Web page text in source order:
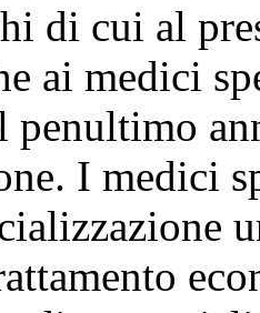
di cui al
ai medici
penultimo
I medici